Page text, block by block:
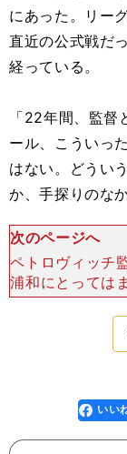
にあった。リー
直近の公式戦だ
経っている。
「22年間、監
ール、こういっ
はない。どうい
か、手探りのな
次のページへ
ペトロヴィッチ
浦和にとっては
れでも、不安視
とんど感じられ
faceboo
k
いい